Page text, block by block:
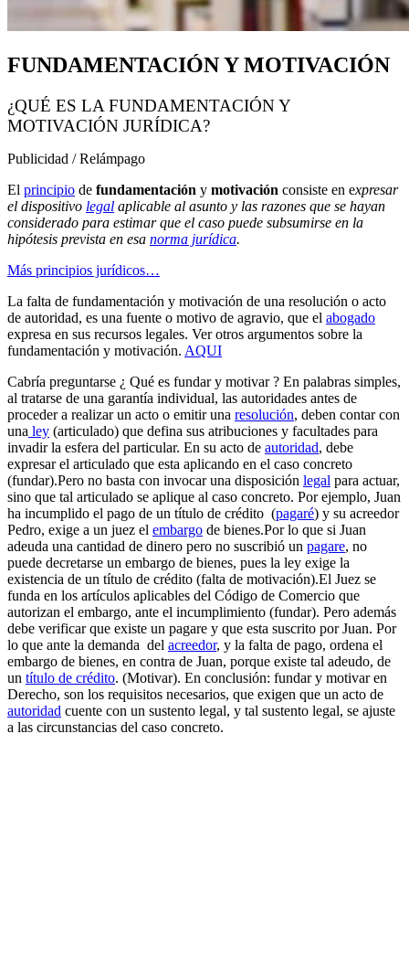
FUNDAMENTACIÓN Y MOTIVACIÓN
¿QUÉ ES LA FUNDAMENTACIÓN Y
MOTIVACIÓN JURÍDICA?
Publicidad / Relámpago
El principio de fundamentación y motivación consiste en expresar
el dispositivo legal aplicable al asunto y las razones que se hayan
considerado para estimar que el caso puede subsumirse en la
hipótesis prevista en esa norma jurídica.
Más principios jurídicos…
La falta de fundamentación y motivación de una resolución o acto
de autoridad, es una fuente o motivo de agravio, que el abogado
expresa en sus recursos legales. Ver otros argumentos sobre la
fundamentación y motivación. AQUI
Cabría preguntarse ¿ Qué es fundar y motivar ? En palabras simples,
al tratarse de una garantía individual, las autoridades antes de
proceder a realizar un acto o emitir una resolución, deben contar con
una ley (articulado) que defina sus atribuciones y facultades para
invadir la esfera del particular. En su acto de autoridad, debe
expresar el articulado que esta aplicando en el caso concreto
(fundar).Pero no basta con invocar una disposición legal para actuar,
sino que tal articulado se aplique al caso concreto. Por ejemplo, Juan
ha incumplido el pago de un título de crédito (pagaré) y su acreedor
Pedro, exige a un juez el embargo de bienes.Por lo que si Juan
adeuda una cantidad de dinero pero no suscribió un pagare, no
puede decretarse un embargo de bienes, pues la ley exige la
existencia de un título de crédito (falta de motivación).El Juez se
funda en los artículos aplicables del Código de Comercio que
autorizan el embargo, ante el incumplimiento (fundar). Pero además
debe verificar que existe un pagare y que esta suscrito por Juan. Por
lo que ante la demanda del acreedor, y la falta de pago, ordena el
embargo de bienes, en contra de Juan, porque existe tal adeudo, de
un título de crédito. (Motivar). En conclusión: fundar y motivar en
Derecho, son los requisitos necesarios, que exigen que un acto de
autoridad cuente con un sustento legal, y tal sustento legal, se ajuste
a las circunstancias del caso concreto.